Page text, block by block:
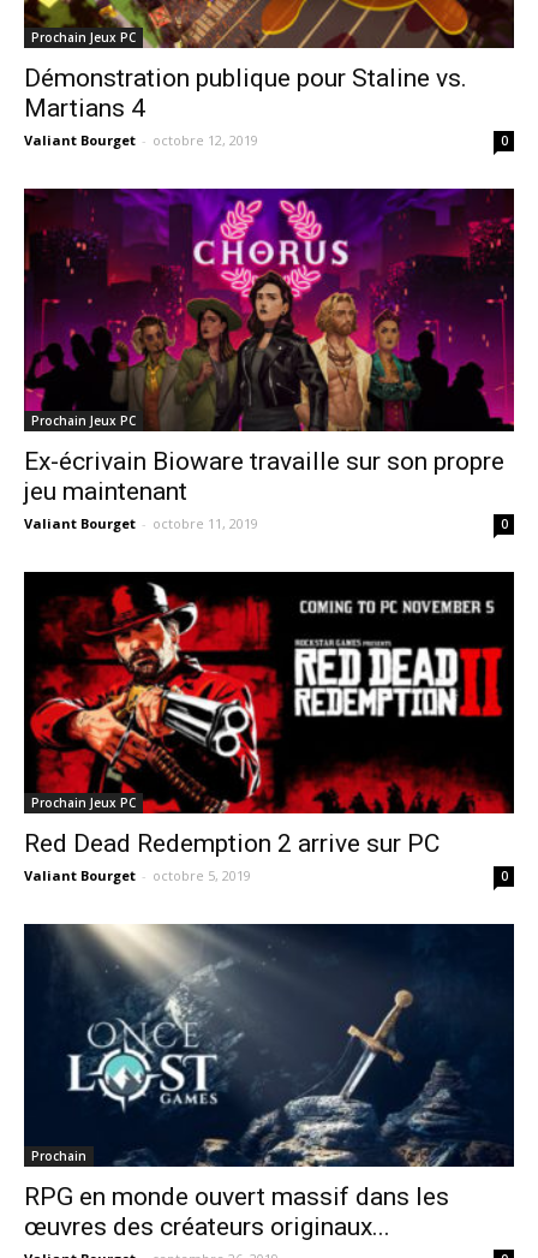
Prochain Jeux PC
Démonstration publique pour Staline vs.
Martians 4
Valiant Bourget - octobre 12, 2019 0
Prochain Jeux PC
Ex-écrivain Bioware travaille sur son propre
jeu maintenant
Valiant Bourget - octobre 11, 2019 0
Prochain Jeux PC
Red Dead Redemption 2 arrive sur PC
Valiant Bourget - octobre 5, 2019 0
Prochain
RPG en monde ouvert massif dans les
œuvres des créateurs originaux...